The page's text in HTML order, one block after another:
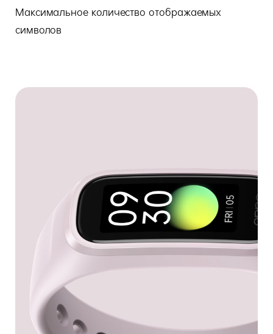
Максимальное количество отображаемых
символов